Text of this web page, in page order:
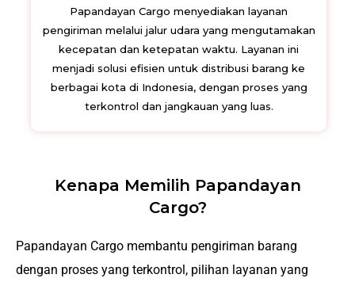
Papandayan Cargo menyediakan layanan
pengiriman melalui jalur udara yang mengutamakan
kecepatan dan ketepatan waktu. Layanan ini
menjadi solusi efisien untuk distribusi barang ke
berbagai kota di Indonesia, dengan proses yang
terkontrol dan jangkauan yang luas.
Kenapa Memilih Papandayan
Cargo?
Papandayan Cargo membantu pengiriman barang
dengan proses yang terkontrol, pilihan layanan yang